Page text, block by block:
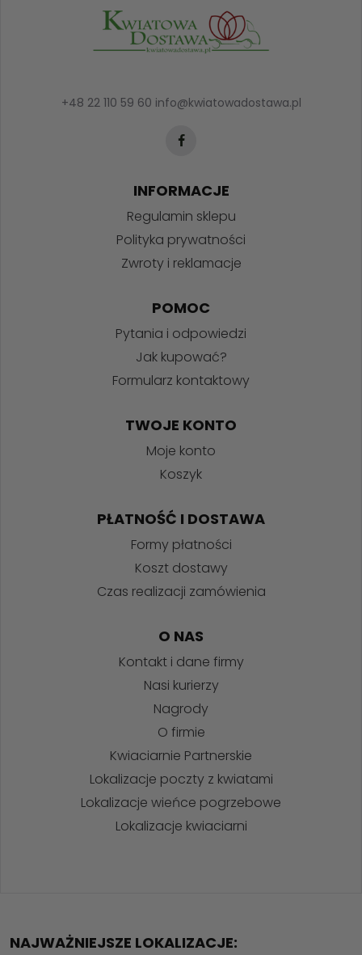
+48 22 110 59 60 info@kwiatowadostawa.pl
INFORMACJE
Regulamin sklepu
Polityka prywatności
Zwroty i reklamacje
POMOC
Pytania i odpowiedzi
Jak kupować?
Formularz kontaktowy
TWOJE KONTO
Moje konto
Koszyk
PŁATNOŚĆ I DOSTAWA
Formy płatności
Koszt dostawy
Czas realizacji zamówienia
O NAS
Kontakt i dane firmy
Nasi kurierzy
Nagrody
O firmie
Kwiaciarnie Partnerskie
Lokalizacje poczty z kwiatami
Lokalizacje wieńce pogrzebowe
Lokalizacje kwiaciarni
NAJWAŻNIEJSZE LOKALIZACJE: